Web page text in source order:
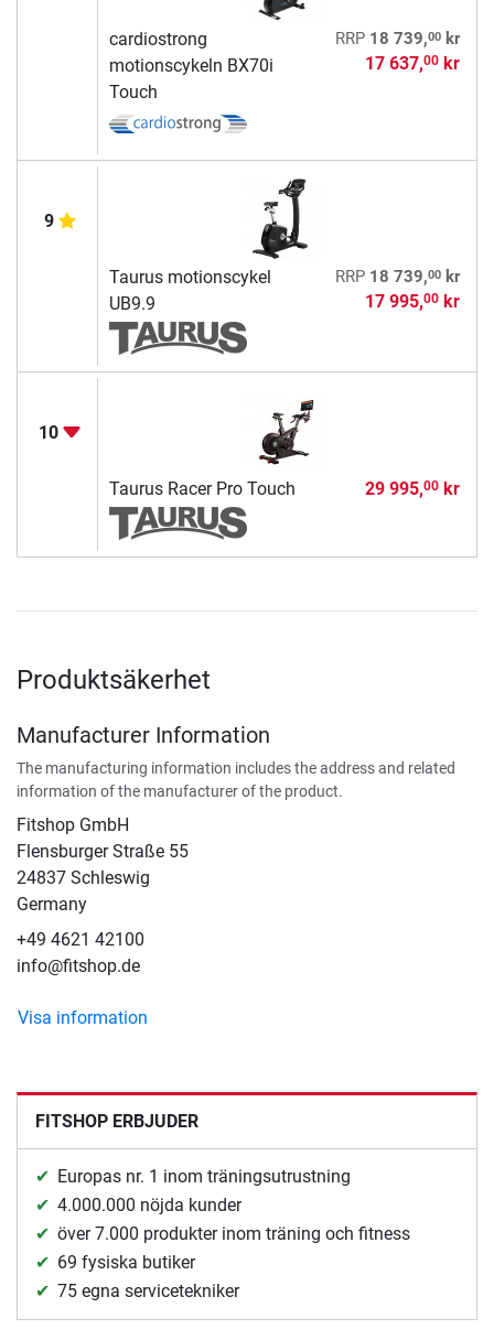
cardiostrong
motionscykeln BX70i
Touch
RRP 18 739,00kr
17 637,00kr
9
Taurus motionscykel
UB9.9
RRP 18 739,00kr
17 995,00kr
10
Taurus Racer Pro Touch 29 995,00kr
Produktsäkerhet
Manufacturer Information
The manufacturing information includes the address and related
information of the manufacturer of the product.
Fitshop GmbH
Flensburger Straße 55
24837 Schleswig
Germany
+49 4621 42100
info@fitshop.de
Visa information
FITSHOP ERBJUDER
Europas nr. 1 inom träningsutrustning
4.000.000 nöjda kunder
över 7.000 produkter inom träning och fitness
69 fysiska butiker
75 egna servicetekniker